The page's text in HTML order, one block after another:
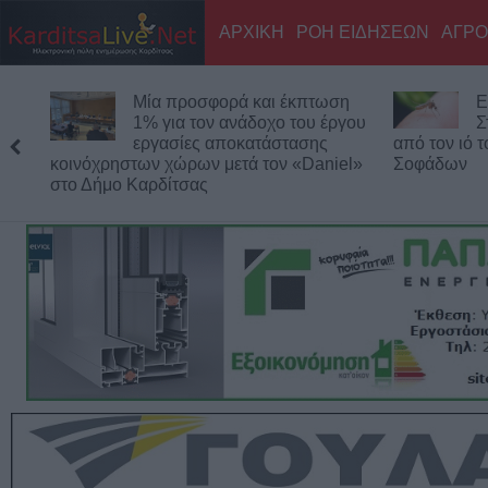
ΑΡΧΙΚΗ ΡΟΗ ΕΙΔΗΣΕΩΝ
Μία προσφορά και έκπτωση
1% για τον ανάδοχο του έργου
εργασίες αποκατάστασης
κοινόχρηστων χώρων μετά τον «Daniel»
στο Δήμο Καρδίτσας
από τον ιό
Σοφάδων